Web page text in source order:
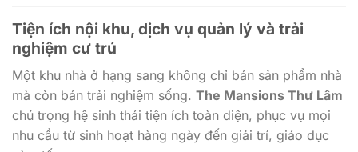
Một khu nhà ở hạng sang không chỉ bán sản phẩm nhà
mà còn bán trải nghiệm sống.
chú trọng hệ sinh thái tiện ích toàn diện, phục vụ mọi
nhu cầu từ sinh hoạt hàng ngày đến giải trí, giáo dục
và y tế.